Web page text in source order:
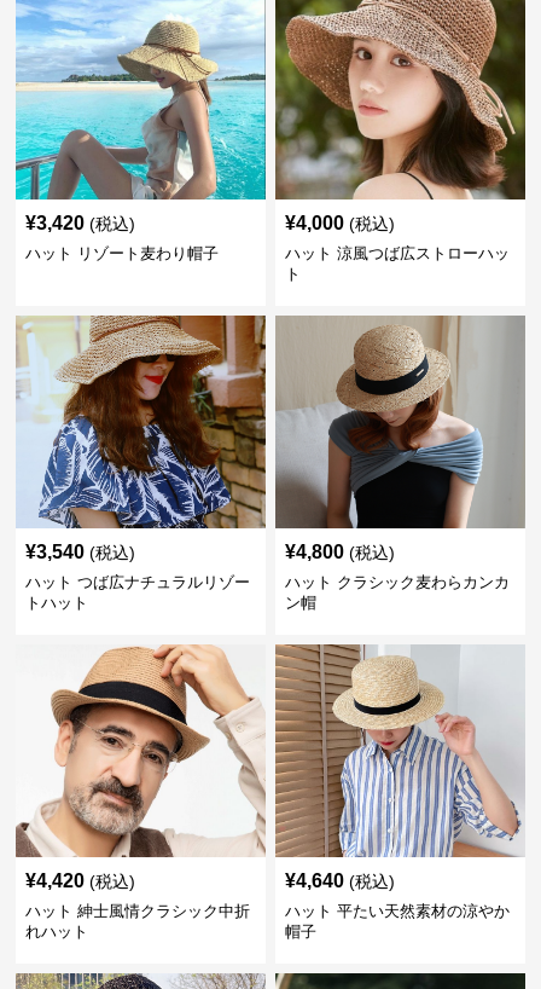
¥3,420 (税込)
ハット リゾート麦わり帽子
¥4,000 (税込)
ハット 涼風つば広ストローハッ
ト
¥3,540 (税込)
ハット つば広ナチュラルリゾー
トハット
¥4,800 (税込)
ハット クラシック麦わらカンカ
ン帽
¥4,420 (税込)
ハット 紳士風情クラシック中折
れハット
¥4,640 (税込)
ハット 平たい天然素材の涼やか
帽子